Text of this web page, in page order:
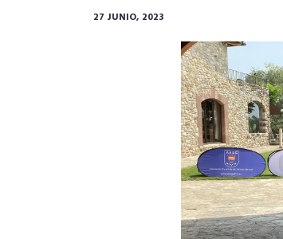
27 JUNIO, 2023